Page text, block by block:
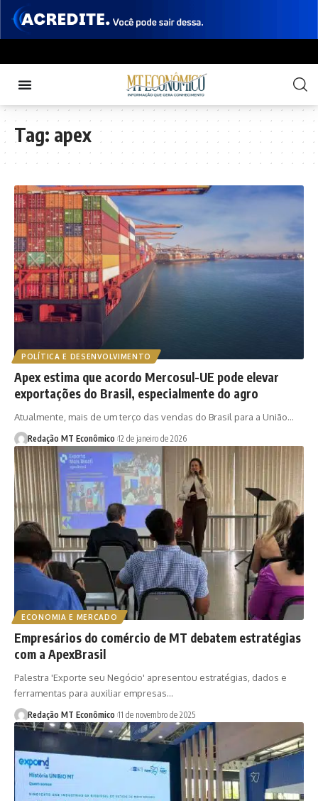
Tag: apex
POLÍTICA E DESENVOLVIMENTO
Apex estima que acordo Mercosul-UE pode elevar
exportações do Brasil, especialmente do agro
Atualmente, mais de um terço das vendas do Brasil para a União…
Redação MT Econômico 12 de janeiro de 2026
ECONOMIA E MERCADO
Empresários do comércio de MT debatem estratégias
com a ApexBrasil
Palestra 'Exporte seu Negócio' apresentou estratégias, dados e
ferramentas para auxiliar empresas…
Redação MT Econômico 11 de novembro de 2025